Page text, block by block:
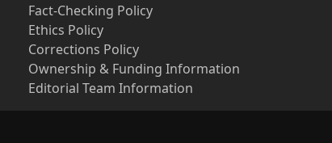
Fact-Checking Policy
Ethics Policy
Corrections Policy
Ownership & Funding Information
Editorial Team Information